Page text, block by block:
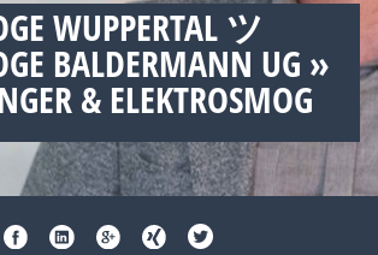
WUPPERTAL ツ
BALDERMANN UG »
& ELEKTROSMOG